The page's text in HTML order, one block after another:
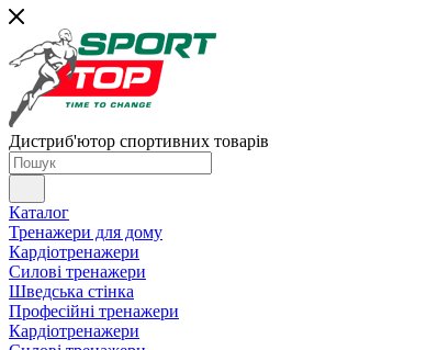
Дистриб'ютор спортивних товарів
Каталог
Тренажери для дому
Кардіотренажери
Силові тренажери
Шведська стінка
Професійні тренажери
Кардіотренажери